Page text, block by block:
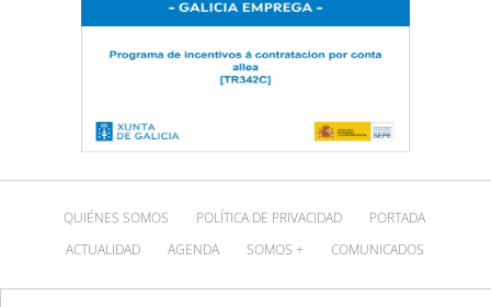
QUIÉNES SOMOS POLÍTICA DE PRIVACIDAD
PORTADA
ACTUALIDAD
AGENDA SOMOS + COMUNICADOS